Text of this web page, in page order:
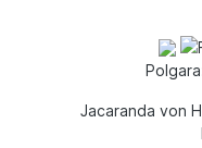
Jacaranda von